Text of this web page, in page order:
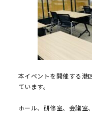
本イベントを開催する港
ています。
ホール、研修室、会議室